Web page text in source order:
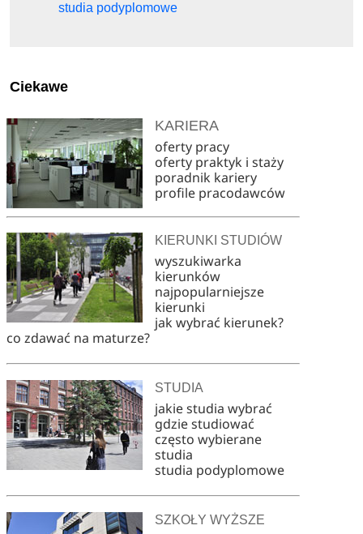
studia podyplomowe
Ciekawe
KARIERA
oferty pracy
oferty praktyk i staży
poradnik kariery
profile pracodawców
KIERUNKI STUDIÓW
wyszukiwarka
kierunków
najpopularniejsze
kierunki
jak wybrać kierunek?
co zdawać na maturze?
STUDIA
jakie studia wybrać
gdzie studiować
często wybierane
studia
studia podyplomowe
SZKOŁY WYŻSZE